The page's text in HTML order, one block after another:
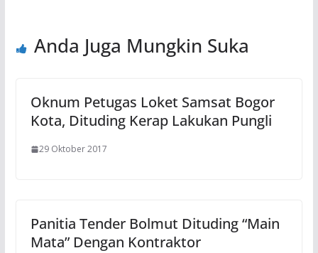
Anda Juga Mungkin Suka
Oknum Petugas Loket Samsat Bogor
Kota, Dituding Kerap Lakukan Pungli
29 Oktober 2017
Panitia Tender Bolmut Dituding “Main
Mata” Dengan Kontraktor